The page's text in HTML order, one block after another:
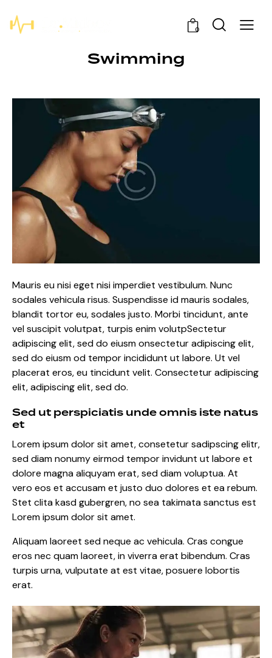
0
Swimming
Mauris eu nisi eget nisi imperdiet vestibulum. Nunc
sodales vehicula risus. Suspendisse id mauris sodales,
blandit tortor eu, sodales justo. Morbi tincidunt, ante
vel suscipit volutpat, turpis enim volutpSectetur
adipiscing elit, sed do eiusm onsectetur adipiscing elit,
sed do eiusm od tempor incididunt ut labore. Ut vel
placerat eros, eu tincidunt velit. Consectetur adipiscing
elit, adipiscing elit, sed do.
Sed ut perspiciatis unde omnis iste natus
et
Lorem ipsum dolor sit amet, consetetur sadipscing elitr,
sed diam nonumy eirmod tempor invidunt ut labore et
dolore magna aliquyam erat, sed diam voluptua. At
vero eos et accusam et justo duo dolores et ea rebum.
Stet clita kasd gubergren, no sea takimata sanctus est
Lorem ipsum dolor sit amet.
Aliquam laoreet sed neque ac vehicula. Cras congue
eros nec quam laoreet, in viverra erat bibendum. Cras
turpis urna, vulputate at est vitae, posuere lobortis
erat.